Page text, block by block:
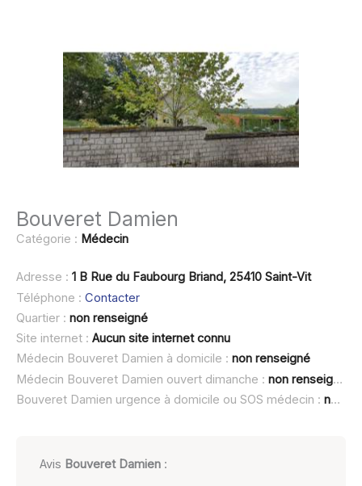
Bouveret Damien
Catégorie : Médecin
Adresse : 1 B Rue du Faubourg Briand, 25410 Saint-Vit
Téléphone : Contacter
Quartier : non renseigné
Site internet : Aucun site internet connu
Médecin Bouveret Damien à domicile : non renseigné
Médecin Bouveret Damien ouvert dimanche : non renseigné
Bouveret Damien urgence à domicile ou SOS médecin : non renseigné
Avis Bouveret Damien :